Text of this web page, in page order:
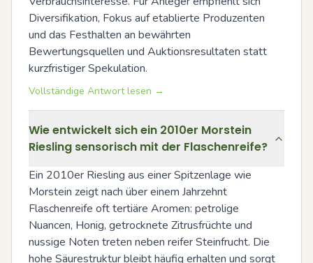
Diversifikation, Fokus auf etablierte Produzenten
und das Festhalten an bewährten
Bewertungsquellen und Auktionsresultaten statt
kurzfristiger Spekulation.
Vollständige Antwort lesen →
Wie entwickelt sich ein 2010er Morstein
Riesling sensorisch mit der Flaschenreife?
Ein 2010er Riesling aus einer Spitzenlage wie
Morstein zeigt nach über einem Jahrzehnt
Flaschenreife oft tertiäre Aromen: petrolige
Nuancen, Honig, getrocknete Zitrusfrüchte und
nussige Noten treten neben reifer Steinfrucht. Die
hohe Säurestruktur bleibt häufig erhalten und sorgt